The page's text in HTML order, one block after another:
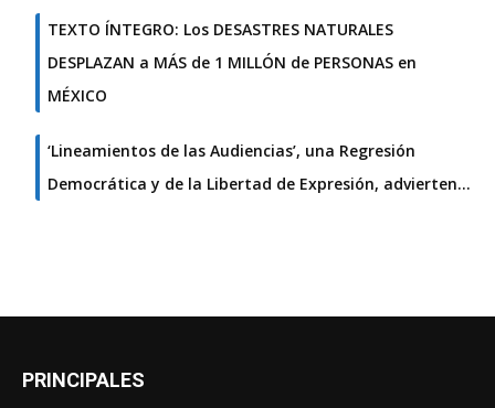
TEXTO ÍNTEGRO: Los DESASTRES NATURALES
DESPLAZAN a MÁS de 1 MILLÓN de PERSONAS en
MÉXICO
‘Lineamientos de las Audiencias’, una Regresión
Democrática y de la Libertad de Expresión, advierten…
PRINCIPALES